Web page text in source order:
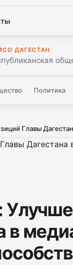
ДАГЕСТАН
Политика
Главы
в